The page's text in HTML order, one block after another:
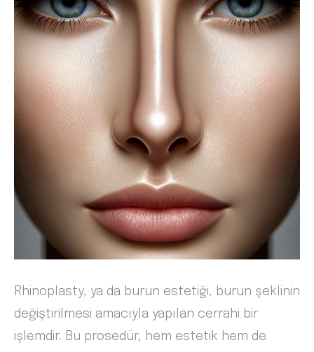
Rhinoplasty, ya da burun estetiği, burun şeklinin
değiştirilmesi amacıyla yapılan cerrahi bir
işlemdir. Bu prosedür, hem estetik hem de